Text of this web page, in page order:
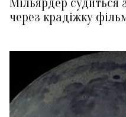
через крадіжку